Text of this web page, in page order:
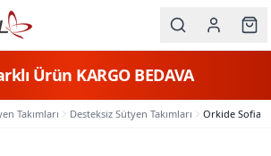
Ürün KARGO BEDAVA
Takımları Desteksiz Sütyen Takımları Orkide Sofia